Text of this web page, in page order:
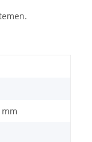
mm